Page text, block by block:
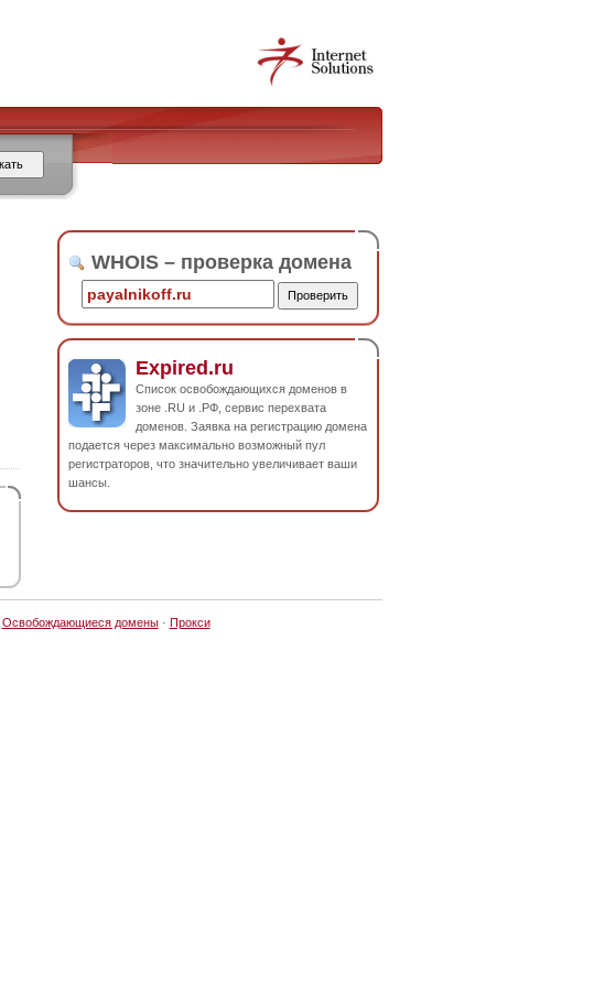
WHOIS – проверка домена
Expired.ru
Список освобождающихся доменов в
зоне .RU и .РФ, сервис перехвата
доменов. Заявка на регистрацию домена
подается через максимально возможный пул
регистраторов, что значительно увеличивает ваши
шансы.
Освобождающиеся домены· Прокси